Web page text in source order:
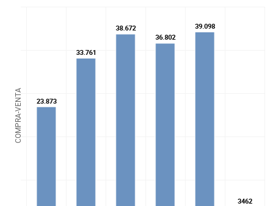
COMPRA-VENTA 23.873
23.873
33.761
33.761
38.672
38.672
36.802
36.802
39.098
39.098
3462
3462